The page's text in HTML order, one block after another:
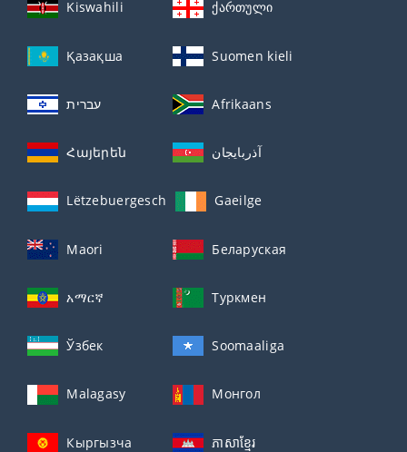
Kiswahili ქართული
Қазақша Suomen kieli
עברית Afrikaans
Հայերեն آذربايجان
Lëtzebuergesch Gaeilge
Maori Беларуская
አማርኛ Туркмен
Ўзбек Soomaaliga
Malagasy Монгол
Кыргызча ភាសាខ្មែរ